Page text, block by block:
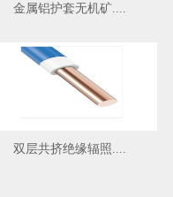
金属铝护套无机矿....
双层共挤绝缘辐照....